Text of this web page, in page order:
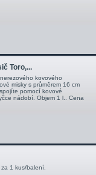
Toro,...
kovového
misky s průměrem 16 cm
pomocí kovové
nádobí. Objem 1 l.. Cena
1 kus/balení.